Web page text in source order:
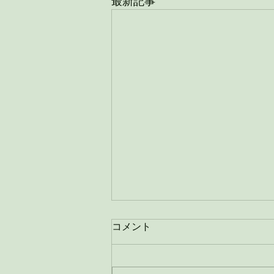
穀雨の養生
4月20日は二重四節気の「穀雨」
コメント